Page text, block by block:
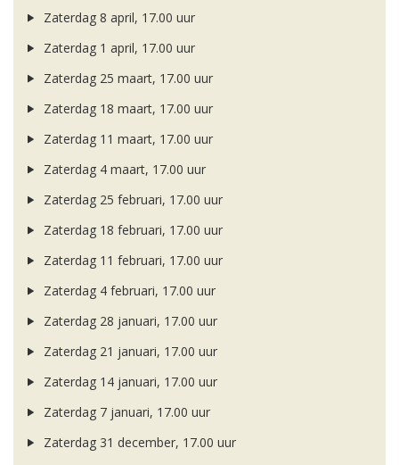
Zaterdag 8 april, 17.00 uur
Zaterdag 1 april, 17.00 uur
Zaterdag 25 maart, 17.00 uur
Zaterdag 18 maart, 17.00 uur
Zaterdag 11 maart, 17.00 uur
Zaterdag 4 maart, 17.00 uur
Zaterdag 25 februari, 17.00 uur
Zaterdag 18 februari, 17.00 uur
Zaterdag 11 februari, 17.00 uur
Zaterdag 4 februari, 17.00 uur
Zaterdag 28 januari, 17.00 uur
Zaterdag 21 januari, 17.00 uur
Zaterdag 14 januari, 17.00 uur
Zaterdag 7 januari, 17.00 uur
Zaterdag 31 december, 17.00 uur